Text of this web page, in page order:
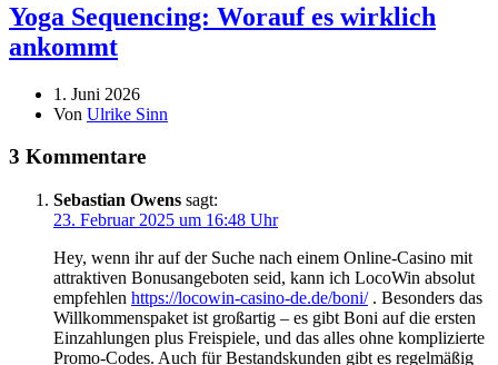
Yoga Sequencing: Worauf es wirklich
ankommt
1. Juni 2026
Von Ulrike Sinn
3 Kommentare
Sebastian Owens sagt:
23. Februar 2025 um 16:48 Uhr
Hey, wenn ihr auf der Suche nach einem Online-Casino mit
attraktiven Bonusangeboten seid, kann ich LocoWin absolut
empfehlen https://locowin-casino-de.de/boni/. Besonders das
Willkommenspaket ist großartig – es gibt Boni auf die ersten
Einzahlungen plus Freispiele, und das alles ohne komplizierte
Promo-Codes. Auch für Bestandskunden gibt es regelmäßig